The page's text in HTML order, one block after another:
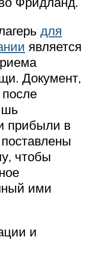
для
является
Документ,
прибыли в
чтобы
ими
и